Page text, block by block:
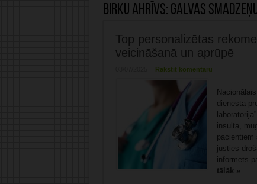
Birku ahrīvs: galvas
Top personalizētas
veicināšanā un aprūpē
Rakstīt komentāru
dienesta
insulta,
justies
informēts
tālāk »